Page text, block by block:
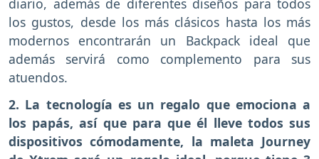
los gustos, desde los más clásicos hasta los más
modernos encontrarán un Backpack ideal que
además servirá como complemento para sus
atuendos.
2. La tecnología es un regalo que emociona a
los papás, así que para que él lleve todos sus
dispositivos cómodamente, la maleta Journey